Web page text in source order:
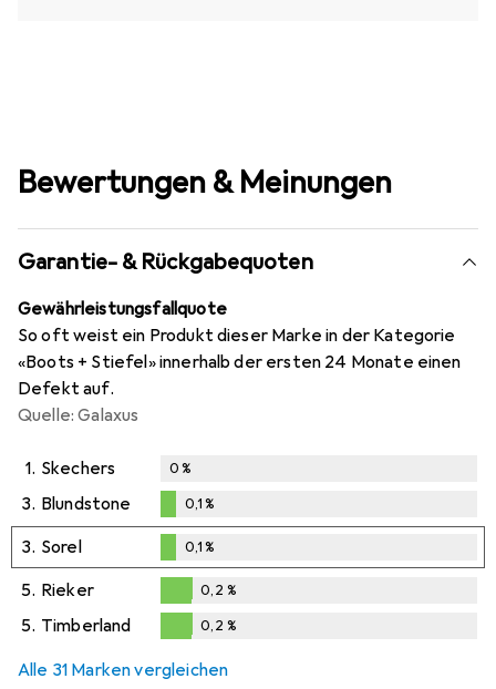
Bewertungen & Meinungen
Garantie- & Rückgabequoten
Gewährleistungsfallquote
So oft weist ein Produkt dieser Marke in der Kategorie
«Boots + Stiefel» innerhalb der ersten 24 Monate einen
Defekt auf.
Quelle: Galaxus
1. Skechers 0%
3. Blundstone
0,1%
0,1%
3. Sorel
0,1%
0,1%
5. Rieker
0,2%
0,2 %
5. Timberland 0,2 %
Alle 31 Marken vergleichen